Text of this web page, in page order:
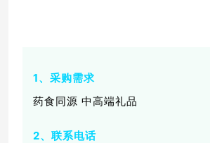
1、采购需求
药食同源 中高端礼品
2、联系电话